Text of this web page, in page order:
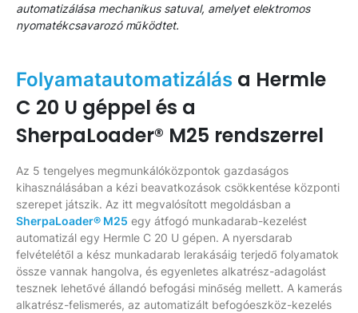
automatizálása mechanikus satuval, amelyet elektromos
nyomatékcsavarozó működtet.
Folyamatautomatizálás a Hermle
C 20 U géppel és a
SherpaLoader® M25 rendszerrel
Az 5 tengelyes megmunkálóközpontok gazdaságos
kihasználásában a kézi beavatkozások csökkentése központi
szerepet játszik. Az itt megvalósított megoldásban a
SherpaLoader® M25 egy átfogó munkadarab-kezelést
automatizál egy Hermle C 20 U gépen. A nyersdarab
felvételétől a kész munkadarab lerakásáig terjedő folyamatok
össze vannak hangolva, és egyenletes alkatrész-adagolást
tesznek lehetővé állandó befogási minőség mellett. A kamerás
alkatrész-felismerés, az automatizált befogóeszköz-kezelés